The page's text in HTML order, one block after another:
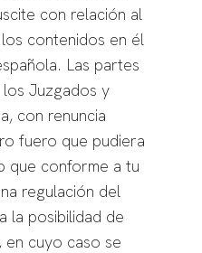
con relación al
contenidos en él
Las partes
Juzgados y
con renuncia
fuero que pudiera
que conforme a tu
regulación del
la posibilidad de
en cuyo caso se